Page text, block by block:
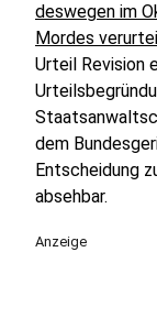
deswegen im
Mordes
Urteil Revision
dem
Entscheidung
absehbar.
Anzeige